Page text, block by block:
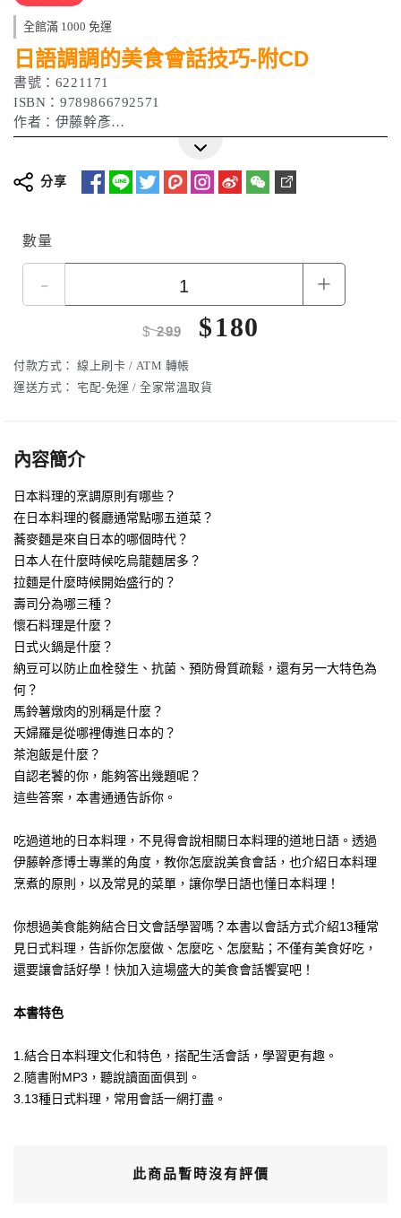
全館滿 1000 免運
日語調調的美食會話技巧-附CD
書號：6221171
ISBN：9789866792571
作者：伊藤幹彥
出版日期：2010/8/27
分享
數量
- +
$299 $180
付款方式： 線上刷卡 / ATM 轉帳
運送方式：
宅配-免運 / 全家常溫取貨
內容簡介
日本料理的烹調原則有哪些？
在日本料理的餐廳通常點哪五道菜？
蕎麥麵是來自日本的哪個時代？
日本人在什麼時候吃烏龍麵居多？
拉麵是什麼時候開始盛行的？
壽司分為哪三種？
懷石料理是什麼？
日式火鍋是什麼？
納豆可以防止血栓發生、抗菌、預防骨質疏鬆，還有另一大特色為
何？
馬鈴薯燉肉的別稱是什麼？
天婦羅是從哪裡傳進日本的？
茶泡飯是什麼？
自認老饕的你，能夠答出幾題呢？
這些答案，本書通通告訴你。
吃過道地的日本料理，不見得會說相關日本料理的道地日語。透過
伊藤幹彥博士專業的角度，教你怎麼說美食會話，也介紹日本料理
烹煮的原則，以及常見的菜單，讓你學日語也懂日本料理！
你想過美食能夠結合日文會話學習嗎？本書以會話方式介紹13種常
見日式料理，告訴你怎麼做、怎麼吃、怎麼點；不僅有美食好吃，
還要讓會話好學！快加入這場盛大的美食會話饗宴吧！
本書特色
1.結合日本料理文化和特色，搭配生活會話，學習更有趣。
2.隨書附MP3，聽說讀面面俱到。
3.13種日式料理，常用會話一網打盡。
此商品暫時沒有評價